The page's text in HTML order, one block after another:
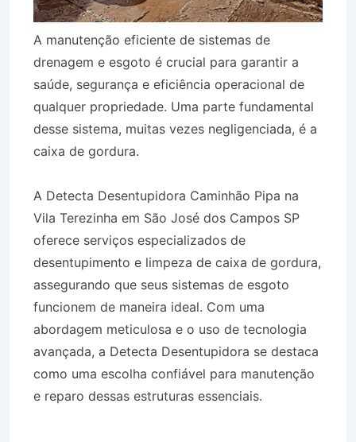
A manutenção eficiente de sistemas de
drenagem e esgoto é crucial para garantir a
saúde, segurança e eficiência operacional de
qualquer propriedade. Uma parte fundamental
desse sistema, muitas vezes negligenciada, é a
caixa de gordura.
A Detecta Desentupidora Caminhão Pipa na
Vila Terezinha em São José dos Campos SP
oferece serviços especializados de
desentupimento e limpeza de caixa de gordura,
assegurando que seus sistemas de esgoto
funcionem de maneira ideal. Com uma
abordagem meticulosa e o uso de tecnologia
avançada, a Detecta Desentupidora se destaca
como uma escolha confiável para manutenção
e reparo dessas estruturas essenciais.